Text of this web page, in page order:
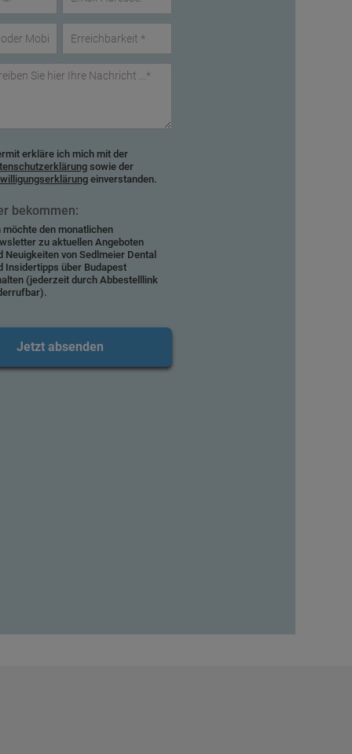
erkläre ich mich mit der
sowie der
einverstanden.
bekommen:
möchte den monatlichen
zu aktuellen Angeboten
Neuigkeiten von Sedlmeier Dental
Insidertipps über Budapest
(jederzeit durch Abbestelllink
Jetzt absenden